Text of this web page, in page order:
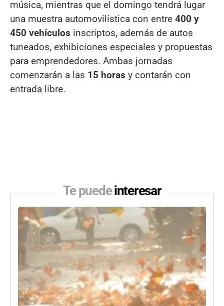
música, mientras que el domingo tendrá lugar
una muestra automovilística con entre 400 y
450 vehículos inscriptos, además de autos
tuneados, exhibiciones especiales y propuestas
para emprendedores. Ambas jornadas
comenzarán a las 15 horas y contarán con
entrada libre.
Te puedeinteresar